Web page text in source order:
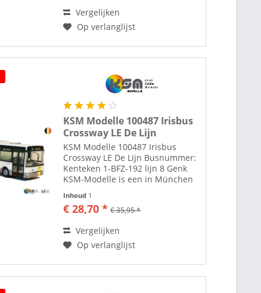
Opgericht in...
Vergelijken
Op verlanglijst
KSM Modelle 100487 Irisbus
Crossway LE De Lijn
KSM Modelle 100487 Irisbus
Crossway LE De Lijn Busnummer:
Kenteken 1-BFZ-192 lijn 8 Genk
KSM-Modelle is een in München
(Duitsland) gevestigde
onderneming die zich toelegt op
het maken van modelbussen.
als...
Inhoud 1
€ 28,70 * € 35,95 *
Vergelijken
Op verlanglijst